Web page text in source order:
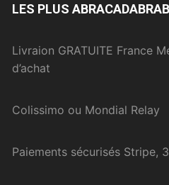
LES PLUS
Livraion GRATUITE France
d’achat
Colissimo ou Mondial Relay
Paiements sécurisés Stripe,